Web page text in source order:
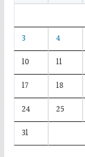
3
4
10
11
17
18
24
25
31